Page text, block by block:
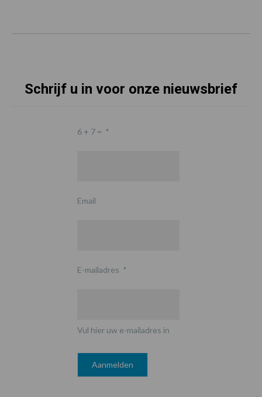
Schrijf u in voor onze nieuwsbrief
6 + 7 = *
Email
E-mailadres *
Vul hier uw e-mailadres in